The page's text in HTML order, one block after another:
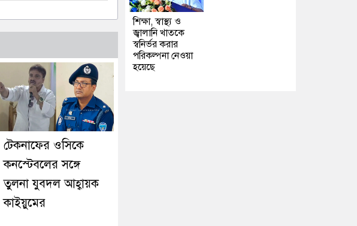
টেকনাফের ওসিকে
কনস্টেবলের সঙ্গে
তুলনা যুবদল আহ্বায়ক
কাইয়ুমের
শিক্ষা, স্বাস্থ্য ও
জ্বালানি খাতকে
স্বনির্ভর করার
পরিকল্পনা নেওয়া
হয়েছে